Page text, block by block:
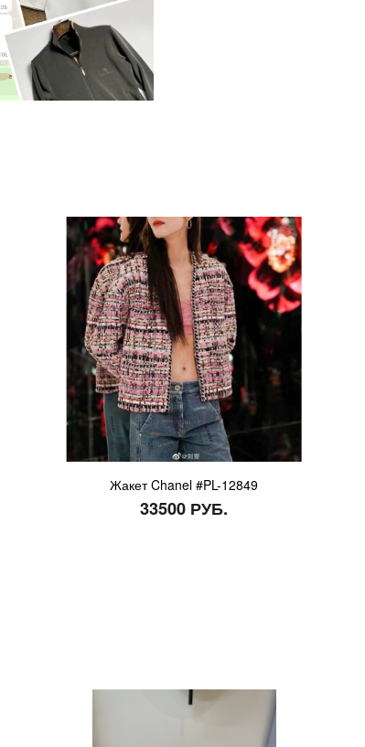
Жакет Chanel #PL-12849
33500 РУБ.